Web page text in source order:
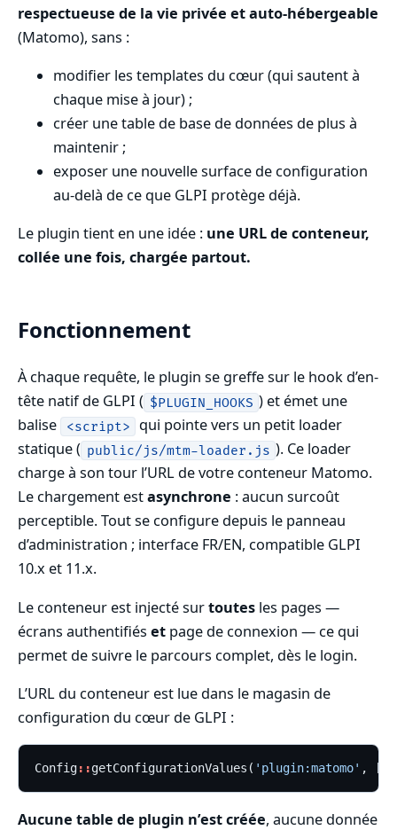
respectueuse de la vie privée et auto-hébergeable
(Matomo), sans :
modifier les templates du cœur (qui sautent à
chaque mise à jour) ;
créer une table de base de données de plus à
maintenir ;
exposer une nouvelle surface de configuration
au-delà de ce que GLPI protège déjà.
Le plugin tient en une idée : une URL de conteneur,
collée une fois, chargée partout.
Fonctionnement
À chaque requête, le plugin se greffe sur le hook d’en-
tête natif de GLPI ( $PLUGIN_HOOKS ) et émet une
balise
<script>
qui pointe vers un petit loader
statique ( public/js/mtm-loader.js ). Ce loader
charge à son tour l’URL de votre conteneur Matomo.
Le chargement estasynchrone : aucun surcoût
perceptible. Tout se configure depuis le panneau
d’administration ; interface FR/EN, compatible GLPI
10.x et 11.x.
Le conteneur est injecté surtoutes les pages —
écrans authentifiés et page de connexion — ce qui
permet de suivre le parcours complet, dès le login.
L’URL du conteneur est lue dans le magasin de
configuration du cœur de GLPI :
Config::getConfigurationValues( 'plugin:matomo' , [
Aucune table de plugin n’est créée, aucune donnée